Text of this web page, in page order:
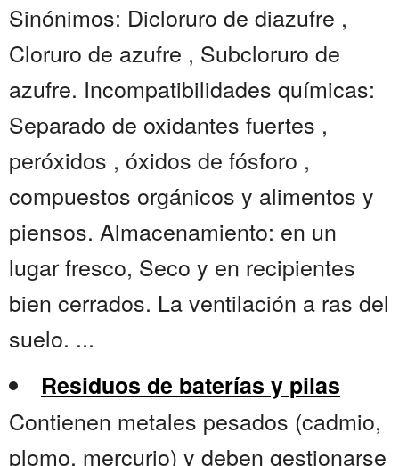
Sinónimos: Dicloruro de diazufre ,
Cloruro de azufre , Subcloruro de
azufre. Incompatibilidades químicas:
Separado de oxidantes fuertes ,
peróxidos , óxidos de fósforo ,
compuestos orgánicos y alimentos y
piensos. Almacenamiento: en un
lugar fresco, Seco y en recipientes
bien cerrados. La ventilación a ras del
suelo. ...
Residuos de baterías y pilas
Contienen metales pesados (cadmio,
plomo, mercurio) y deben gestionarse